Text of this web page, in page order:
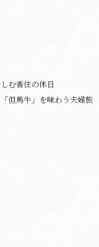
む香住の休日
但馬牛」を味わう夫婦旅